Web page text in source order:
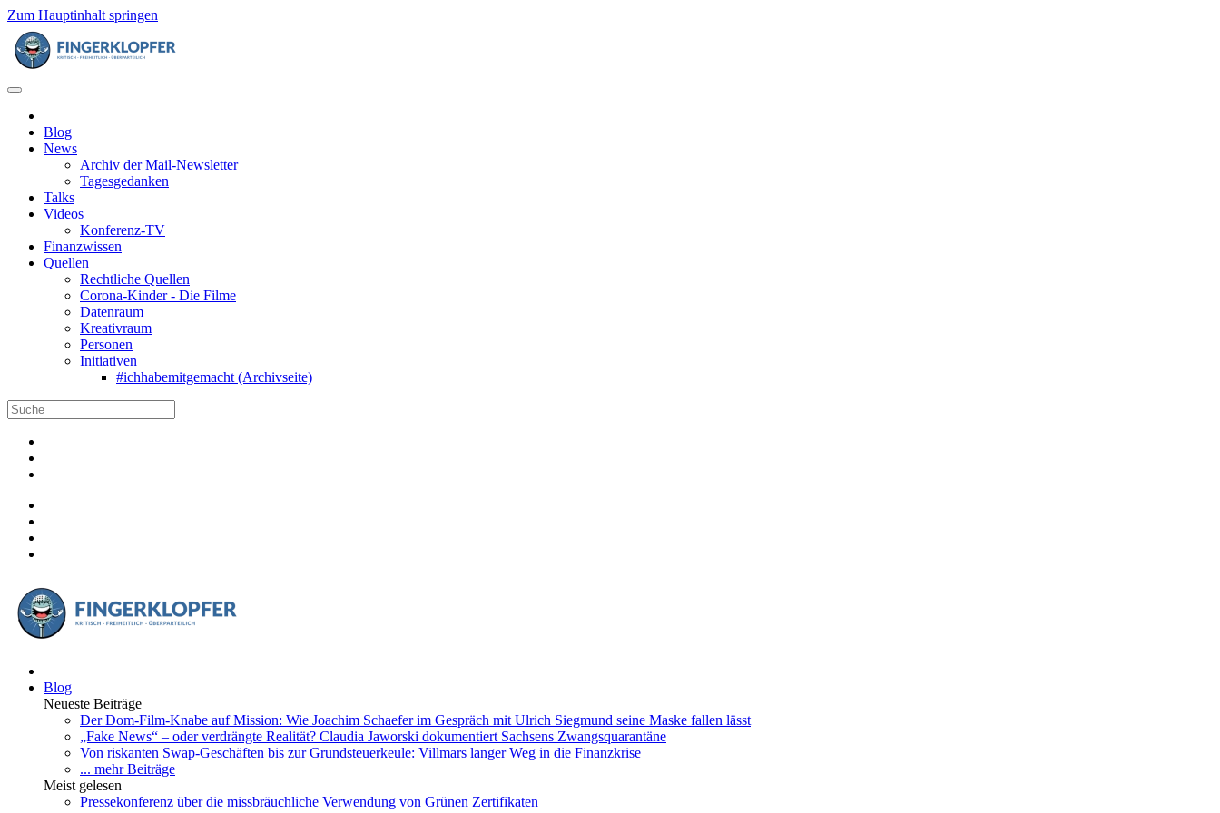
Zum Hauptinhalt springen
Blog
News
Archiv der Mail-Newsletter
Tagesgedanken
Talks
Videos
Konferenz-TV
Finanzwissen
Quellen
Rechtliche Quellen
Corona-Kinder - Die Filme
Datenraum
Kreativraum
Personen
Initiativen
#ichhabemitgemacht (Archivseite)
Blog
Neueste Beiträge
Der Dom-Film-Knabe auf Mission: Wie Joachim Schaefer im Gespräch mit Ulrich Siegmund seine Maske fallen lässt
„Fake News“ – oder verdrängte Realität? Claudia Jaworski dokumentiert Sachsens Zwangsquarantäne
Von riskanten Swap-Geschäften bis zur Grundsteuerkeule: Villmars langer Weg in die Finanzkrise
... mehr Beiträge
Meist gelesen
Pressekonferenz über die missbräuchliche Verwendung von Grünen Zertifikaten